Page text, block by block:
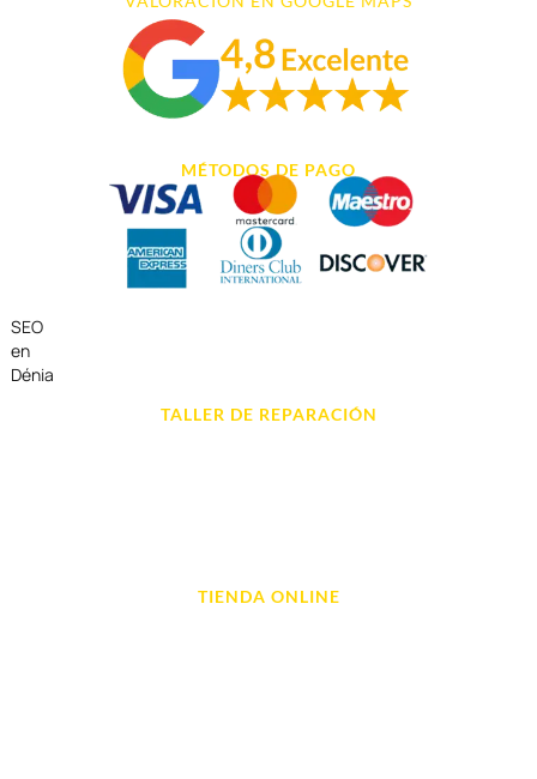
MÉTODOS DE PAGO
SEO
en
Dénia
TALLER DE REPARACIÓN
TIENDA ONLINE